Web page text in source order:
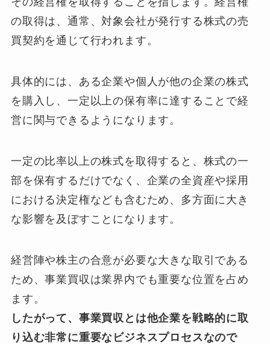
の取得は、通常、対象会社が発行する株式の売
買契約を通じて行われます。
具体的には、ある企業や個人が他の企業の株式
を購入し、一定以上の保有率に達することで経
営に関与できるようになります。
一定の比率以上の株式を取得すると、株式の一
部を保有するだけでなく、企業の全資産や採用
における決定権なども含むため、多方面に大き
な影響を及ぼすことになります。
経営陣や株主の合意が必要な大きな取引である
ため、事業買収は業界内でも重要な位置を占め
ます。
したがって、事業買収とは他企業を戦略的に取
り込む非常に重要なビジネスプロセスなので